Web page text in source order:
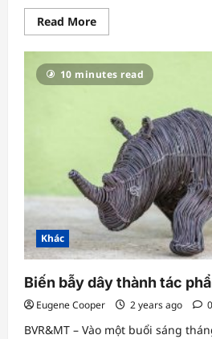
Read MoreRead
more
Thủ
tướng
Chính
phủ
Chỉ
tăng
cường
quản
lý
chất
thải
rắn
10 minutes read
Khác
Biến bẫy dây thành tác
Eugene Cooper 2 years ago 0
BVR&MT – Vào một buổi sáng